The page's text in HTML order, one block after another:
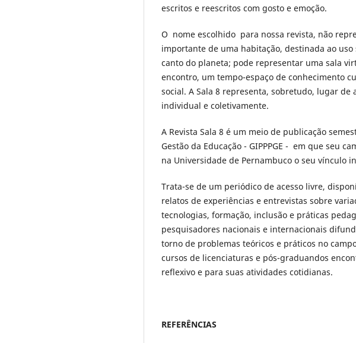
escritos e reescritos com gosto e emoção.
O nome escolhido para nossa revista, não
importante de uma habitação, destinada ao
canto do planeta; pode representar uma sala
encontro, um tempo-espaço de conhecimento
social. A Sala 8 representa, sobretudo, lugar
individual e coletivamente.
A Revista Sala 8 é um meio de publicação
Gestão da Educação - GIPPPGE - em que seu
na Universidade de Pernambuco o seu vínculo
Trata-se de um periódico de acesso livre,
relatos de experiências e entrevistas sobre
tecnologias, formação, inclusão e práticas
pesquisadores nacionais e internacionais
torno de problemas teóricos e práticos no
cursos de licenciaturas e pós-graduandos
reflexivo e para suas atividades cotidianas.
REFERÊNCIAS